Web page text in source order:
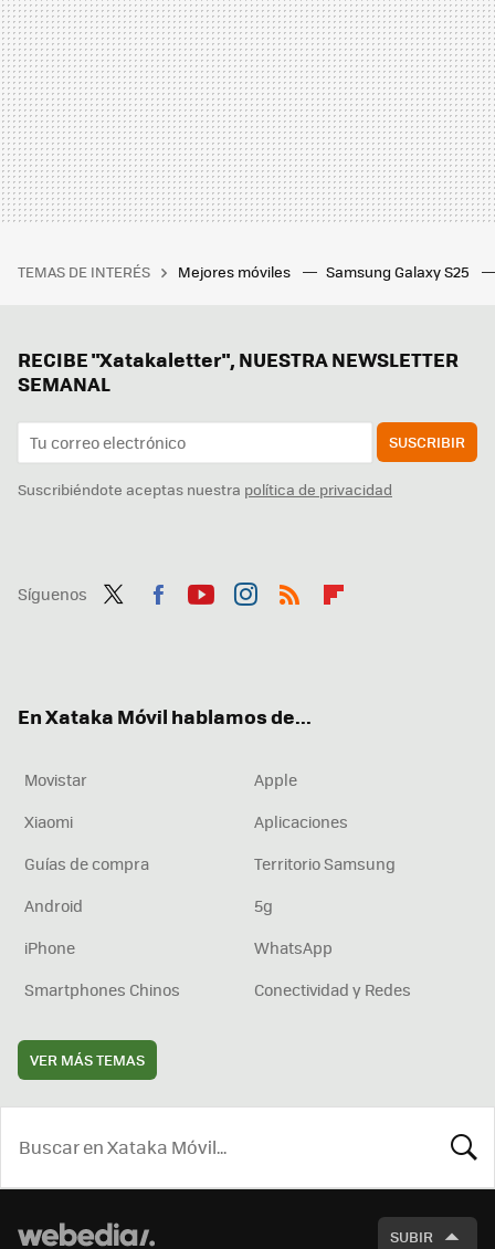
TEMAS DE INTERÉS Mejores móviles Samsung Galaxy S25
RECIBE "Xatakaletter", NUESTRA NEWSLETTER
SEMANAL
SUSCRIBIR
Suscribiéndote aceptas nuestra política de privacidad
Síguenos
En Xataka Móvil hablamos de...
Movistar
Apple
Xiaomi
Aplicaciones
Guías de compra
Territorio Samsung
Android
5g
iPhone
WhatsApp
Smartphones Chinos
Conectividad y Redes
VER MÁS TEMAS
SUBIR